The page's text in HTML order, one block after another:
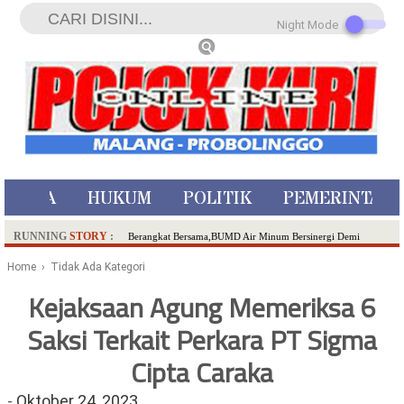
HUKUM POLITIK
RUNNING STORY : Berangkat Bersama,BUMD Air Minum Bersinergi Demi
Ditangkap di Kediri,Satu Buron
SDN Sumberejo 02 Kota Batu Kembangkan Program Inovasi
Literasi Melalui LASKAR JODA, Usung Filosofi Gelar Sehelai
Tikar
Ambulance Dari Berbagai Daerah Padati Kota Wisata Batu
Home › Tidak Ada Kategori
Kejaksaan Agung Memeriksa 6
Saksi Terkait Perkara PT Sigma
Cipta Caraka
Night Mode